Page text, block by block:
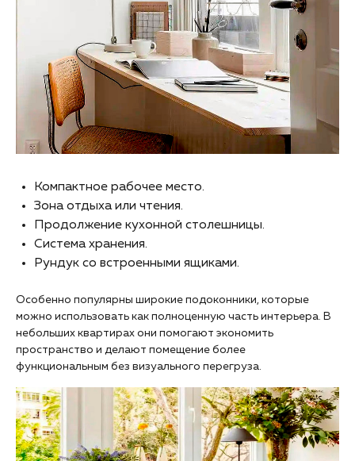
Компактное рабочее место.
Зона отдыха или чтения.
Продолжение кухонной столешницы.
Система хранения.
Рундук со встроенными ящиками.
Особенно популярны широкие подоконники, которые
можно использовать как полноценную часть интерьера. В
небольших квартирах они помогают экономить
пространство и делают помещение более
функциональным без визуального перегруза.